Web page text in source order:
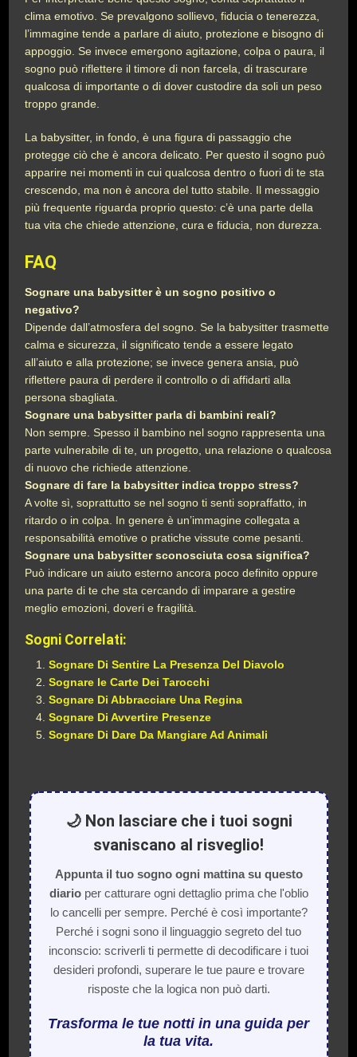
clima emotivo. Se prevalgono sollievo, fiducia o tenerezza,
l’immagine tende a parlare di aiuto, protezione e bisogno di
appoggio. Se invece emergono agitazione, colpa o paura, il
sogno può riflettere il timore di non farcela, di trascurare
qualcosa di importante o di dover custodire da soli un peso
troppo grande.
La babysitter, in fondo, è una figura di passaggio che
protegge ciò che è ancora delicato. Per questo il sogno può
apparire nei momenti in cui qualcosa dentro o fuori di te sta
crescendo, ma non è ancora del tutto stabile. Il messaggio
più frequente riguarda proprio questo: c’è una parte della
tua vita che chiede attenzione, cura e fiducia, non durezza.
FAQ
Sognare una babysitter è un sogno positivo o
negativo?
Dipende dall’atmosfera del sogno. Se la babysitter trasmette
calma e sicurezza, il significato tende a essere legato
all’aiuto e alla protezione; se invece genera ansia, può
riflettere paura di perdere il controllo o di affidarti alla
persona sbagliata.
Sognare una babysitter parla di bambini reali?
Non sempre. Spesso il bambino nel sogno rappresenta una
parte vulnerabile di te, un progetto, una relazione o qualcosa
di nuovo che richiede attenzione.
Sognare di fare la babysitter indica troppo stress?
A volte sì, soprattutto se nel sogno ti senti sopraffatto, in
ritardo o in colpa. In genere è un’immagine collegata a
responsabilità emotive o pratiche vissute come pesanti.
Sognare una babysitter sconosciuta cosa significa?
Può indicare un aiuto esterno ancora poco definito oppure
una parte di te che sta cercando di imparare a gestire
meglio emozioni, doveri e fragilità.
Sogni Correlati:
Sognare Di Sentire La Presenza Del Diavolo
Sognare le Carte Dei Tarocchi
Sognare Di Abbracciare Una Regina
Sognare Di Avvertire Presenze
Sognare Di Dare Da Mangiare Ad Animali
🌙 Non lasciare che i tuoi sogni
svaniscano al risveglio!
Appunta il tuo sogno ogni mattina su questo
diarioper catturare ogni dettaglio prima che l'oblio
lo cancelli per sempre. Perché è così importante?
Perché i sogni sono il linguaggio segreto del tuo
inconscio: scriverli ti permette di decodificare i tuoi
desideri profondi, superare le tue paure e trovare
risposte che la logica non può darti.
Trasforma le tue notti in una guida per
la tua vita.